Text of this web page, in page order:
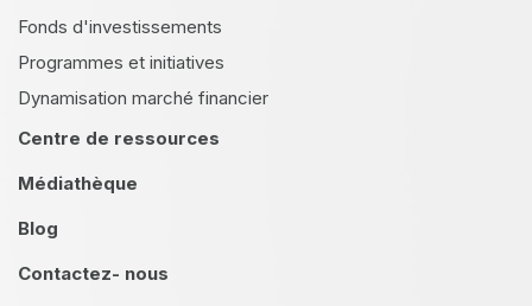
Fonds d'investissements
Programmes et initiatives
Dynamisation marché financier
Centre de ressources
Médiathèque
Blog
Contactez- nous